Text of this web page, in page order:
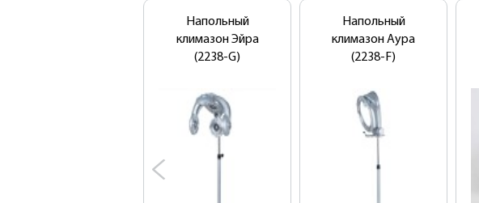
Напольный
климазон Эйра
(2238-G)
Напольный
климазон Аура
(2238-F)